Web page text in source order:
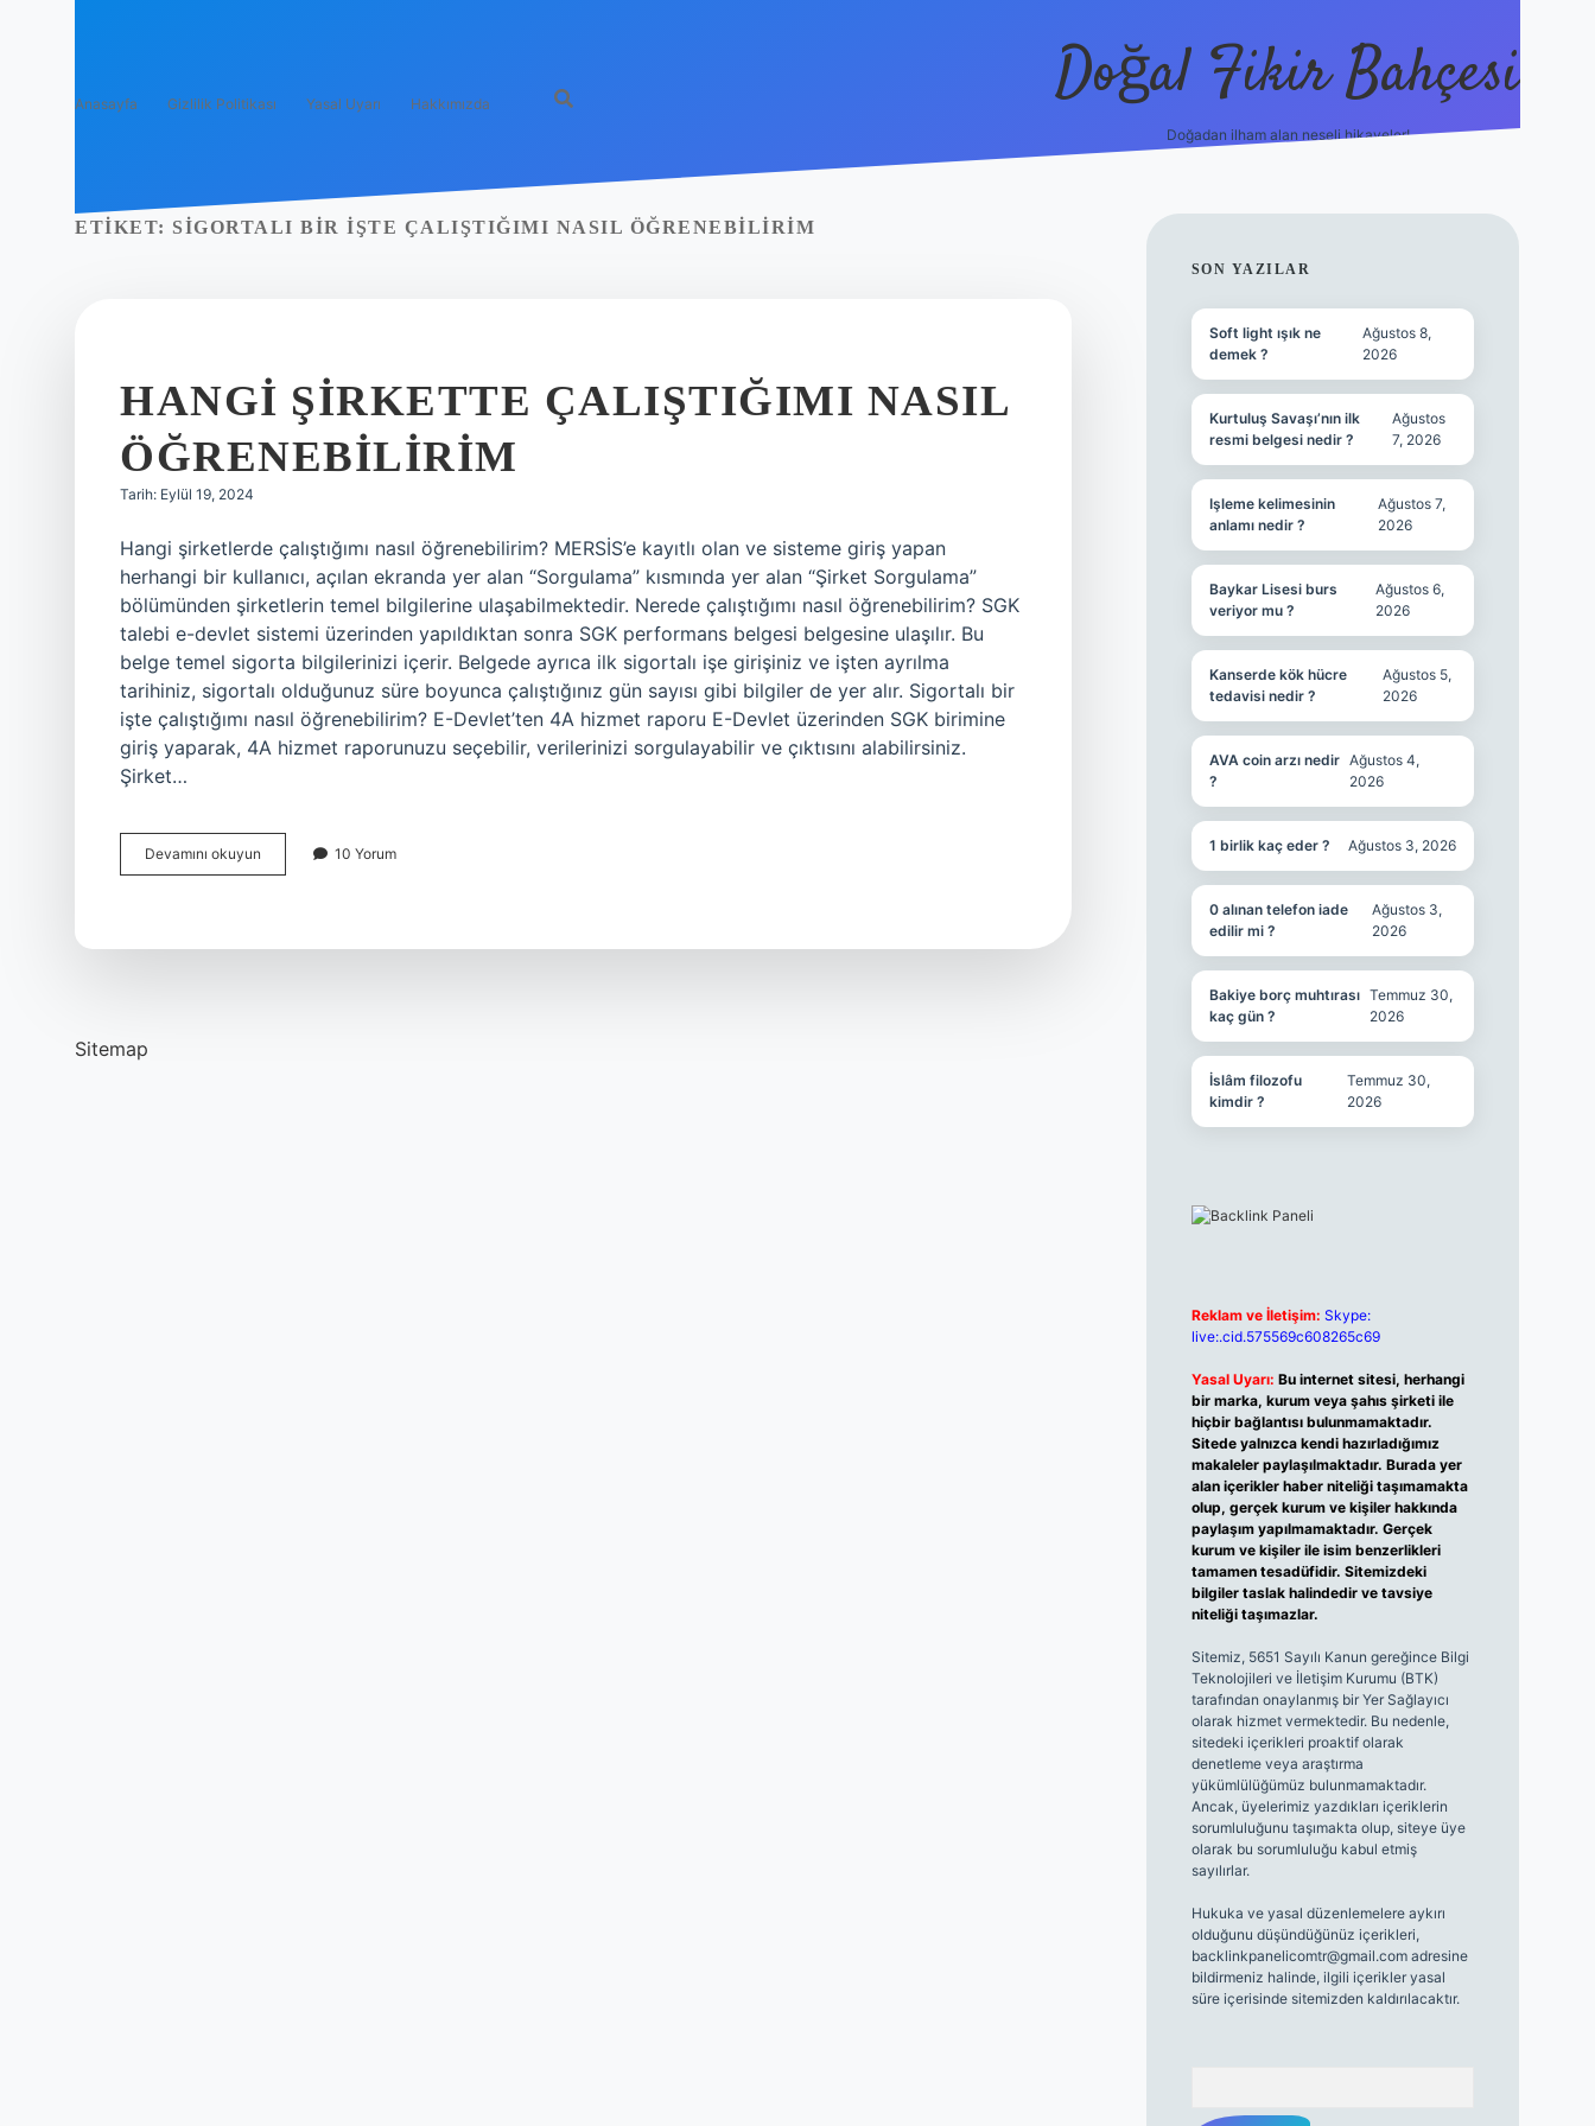
Anasayfa Gizlilik Politikası Yasal Uyarı Hakkımızda Doğal Fikir Bahçesi
Doğadan ilham alan neşeli hikayeler!
ETIKET: SIGORTALI BIR IŞTE ÇALIŞTIĞIMI NASIL ÖĞRENEBILIRIM
HANGI ŞIRKETTE ÇALIŞTIĞIMI NASIL
ÖĞRENEBILIRIM
Tarih: Eylül 19, 2024
Hangi şirketlerde çalıştığımı nasıl öğrenebilirim? MERSİS’e kayıtlı olan ve sisteme giriş yapan
herhangi bir kullanıcı, açılan ekranda yer alan “Sorgulama” kısmında yer alan “Şirket Sorgulama”
bölümünden şirketlerin temel bilgilerine ulaşabilmektedir. Nerede çalıştığımı nasıl öğrenebilirim? SGK
talebi e-devlet sistemi üzerinden yapıldıktan sonra SGK performans belgesi belgesine ulaşılır. Bu
belge temel sigorta bilgilerinizi içerir. Belgede ayrıca ilk sigortalı işe girişiniz ve işten ayrılma
tarihiniz, sigortalı olduğunuz süre boyunca çalıştığınız gün sayısı gibi bilgiler de yer alır. Sigortalı bir
işte çalıştığımı nasıl öğrenebilirim? E-Devlet’ten 4A hizmet raporu E-Devlet üzerinden SGK birimine
giriş yaparak, 4A hizmet raporunuzu seçebilir, verilerinizi sorgulayabilir ve çıktısını alabilirsiniz.
Şirket…
Devamını okuyun
Şirkette
10 Yorum
Sitemap
SIDEBAR
SON YAZILAR
Soft light ışık ne
demek ?
Ağustos 8,
2026
Kurtuluş Savaşı’nın ilk
resmi belgesi nedir ?
Ağustos
7, 2026
Işleme kelimesinin
anlamı nedir ?
Ağustos 7,
2026
Baykar Lisesi burs
veriyor mu ?
Ağustos 6,
2026
Kanserde kök hücre
tedavisi nedir ?
Ağustos 5,
2026
AVA coin arzı nedir
?
Ağustos 4,
2026
1 birlik kaç eder ? Ağustos 3, 2026
0 alınan telefon iade
edilir mi ?
Ağustos 3,
2026
Bakiye borç muhtırası
kaç gün ?
Temmuz 30,
2026
İslâm filozofu
kimdir ?
Temmuz 30,
2026
Reklam ve İletişim: Skype:
live:.cid.575569c608265c69
Yasal Uyarı: Bu internet sitesi, herhangi
bir marka, kurum veya şahıs şirketi ile
hiçbir bağlantısı bulunmamaktadır.
Sitede yalnızca kendi hazırladığımız
makaleler paylaşılmaktadır. Burada yer
alan içerikler haber niteliği taşımamakta
olup, gerçek kurum ve kişiler hakkında
paylaşım yapılmamaktadır. Gerçek
kurum ve kişiler ile isim benzerlikleri
tamamen tesadüfidir. Sitemizdeki
bilgiler taslak halindedir ve tavsiye
niteliği taşımazlar.
Sitemiz, 5651 Sayılı Kanun gereğince Bilgi
Teknolojileri ve İletişim Kurumu (BTK)
tarafından onaylanmış bir Yer Sağlayıcı
olarak hizmet vermektedir. Bu nedenle,
sitedeki içerikleri proaktif olarak
denetleme veya araştırma
yükümlülüğümüz bulunmamaktadır.
Ancak, üyelerimiz yazdıkları içeriklerin
sorumluluğunu taşımakta olup, siteye üye
olarak bu sorumluluğu kabul etmiş
sayılırlar.
Hukuka ve yasal düzenlemelere aykırı
olduğunu düşündüğünüz içerikleri,
backlinkpanelicomtr@gmail.comadresine
bildirmeniz halinde, ilgili içerikler yasal
süre içerisinde sitemizden kaldırılacaktır.
grandoperabet